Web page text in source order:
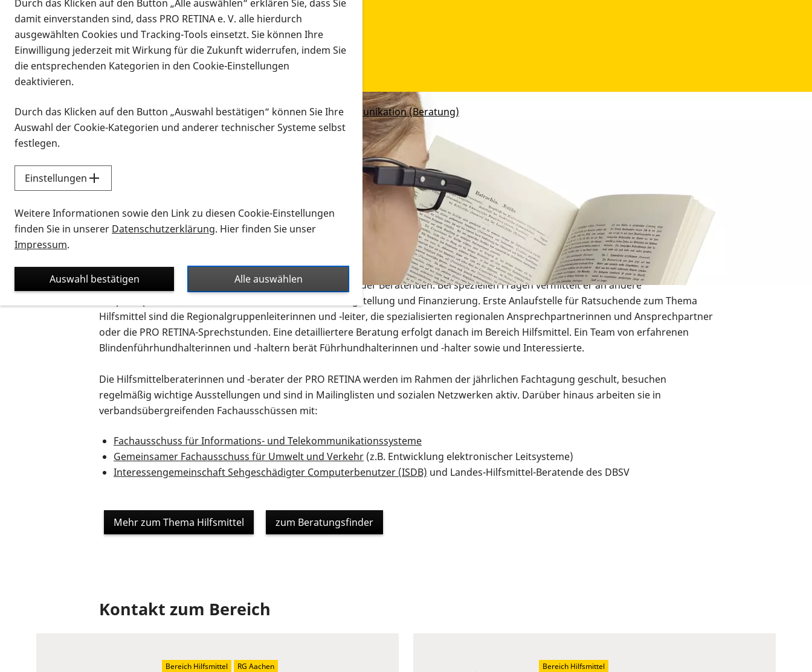
PRO RETINA Ressorts & Bereiche Mitgliedervernetzung und Kommunikation (Beratung)
Bereich Hilfsmittel
Bereich Hilfsmittel
Vorlesen
Wer wir sind
Die Hilfsmittelberatung in der PRO RETINA Deutschland e.V. findet an unterschiedlichen Stellen in der Vereinigung und zu einem
breiten Spektrum an Themen statt. Im Bereich Hilfsmittel sind die Beraterinnen und Brerater der PRO RETINA zum Thema Hilfsmittel
organisiert. Auch organisiert er die Aus- und Fortbildung der Beratenden. Bei speziellen Fragen vermittelt er an andere
Ansprechpartner, z.B. an den Bereich Soziales für Antragstellung und Finanzierung. Erste Anlaufstelle für Ratsuchende zum Thema
Hilfsmittel sind die Regionalgruppenleiterinnen und -leiter, die spezialisierten regionalen Ansprechpartnerinnen und Ansprechpartner
oder die PRO RETINA-Sprechstunden. Eine detailliertere Beratung erfolgt danach im Bereich Hilfsmittel. Ein Team von erfahrenen
Blindenführhundhalterinnen und -haltern berät Führhundhalterinnen und -halter sowie und Interessierte.
Die Hilfsmittelberaterinnen und -berater der PRO RETINA werden im Rahmen der jährlichen Fachtagung geschult, besuchen
regelmäßig wichtige Ausstellungen und sind in Mailinglisten und sozialen Netzwerken aktiv. Darüber hinaus arbeiten sie in
verbandsübergreifenden Fachausschüssen mit:
Fachausschuss für Informations- und Telekommunikationssysteme
Gemeinsamer Fachausschuss für Umwelt und Verkehr (z.B. Entwicklung elektronischer Leitsysteme)
Interessengemeinschaft Sehgeschädigter Computerbenutzer (ISDB) und Landes-Hilfsmittel-Beratende des DBSV
Mehr zum Thema Hilfsmittel zum Beratungsfinder
Kontakt zum Bereich
Bereich Hilfsmittel RG Aachen Bereich Hilfsmittel
Durch das Klicken auf den Button „Alle auswählen“ erklären Sie, dass Sie
damit einverstanden sind, dass PRO RETINA e. V. alle hierdurch
ausgewählten Cookies und Tracking-Tools einsetzt. Sie können Ihre
Einwilligung jederzeit mit Wirkung für die Zukunft widerrufen, indem Sie
die entsprechenden Kategorien in den Cookie-Einstellungen
deaktivieren.
Durch das Klicken auf den Button „Auswahl bestätigen“ können Sie Ihre
Auswahl der Cookie-Kategorien und anderer technischer Systeme selbst
festlegen.
Einstellungen
Weitere Informationen sowie den Link zu diesen Cookie-Einstellungen
finden Sie in unserer Datenschutzerklärung. Hier finden Sie unser
Impressum.
Alle auswählen
Auswahl bestätigen